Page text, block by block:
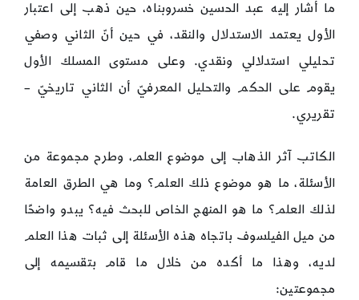
ما أشار إليه عبد الحسين خسروبناه، حين ذهب إلى اعتبار
الأول يعتمد الاستدلال والنقد، في حين أنّ الثاني وصفي
تحليلي استدلالي ونقدي. وعلى مستوى المسلك الأول
يقوم على الحكم والتحليل المعرفيّ أن الثاني تاريخيّ –
تقريري.
الكاتب آثر الذهاب إلى موضوع العلم، وطرح مجموعة من
الأسئلة، ما هو موضوع ذلك العلم؟ وما هي الطرق العامة
لذلك العلم؟ ما هو المنهج الخاص للبحث فيه؟ يبدو واضحًا
من ميل الفيلسوف باتجاه هذه الأسئلة إلى ثبات هذا العلم
لديه، وهذا ما أكده من خلال ما قام بتقسيمه إلى
مجموعتين: